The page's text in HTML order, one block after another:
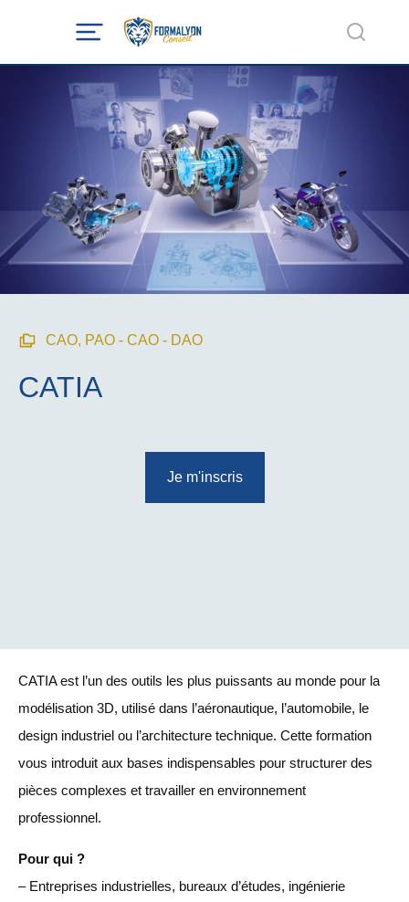
CAO, PAO - CAO - DAO
CATIA
Je m'inscris
CATIA est l’un des outils les plus puissants au monde pour la
modélisation 3D, utilisé dans l’aéronautique, l’automobile, le
design industriel ou l’architecture technique. Cette formation
vous introduit aux bases indispensables pour structurer des
pièces complexes et travailler en environnement
professionnel.
Pour qui ?
– Entreprises industrielles, bureaux d’études, ingénierie